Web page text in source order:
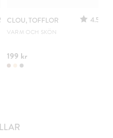
CLOU, TOFFLOR 4.5
VARM OCH SKÖN
199 kr